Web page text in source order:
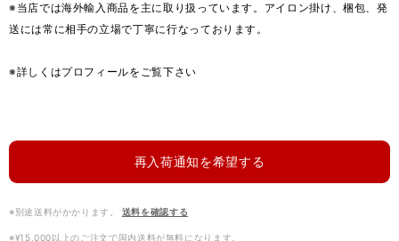
※当店では海外輸入商品を主に取り扱っています。アイロン掛け、梱包、発
送には常に相手の立場で丁寧に行なっております。
※詳しくはプロフィールをご覧下さい
再入荷通知を希望する
※別途送料がかかります。 送料を確認する
※¥15,000以上のご注文で国内送料が無料になります。